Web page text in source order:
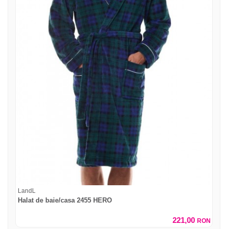
LandL
Halat de baie/casa 2455 HERO
221,00 RON